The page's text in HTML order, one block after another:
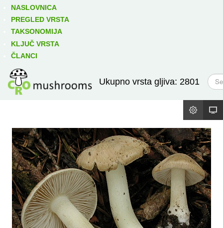
NASLOVNICA
PREGLED VRSTA
TAKSONOMIJA
KLJUČ VRSTA
ČLANCI
Ukupno vrsta gljiva: 2801
T
r
ž
Izravno podređene niže takse: